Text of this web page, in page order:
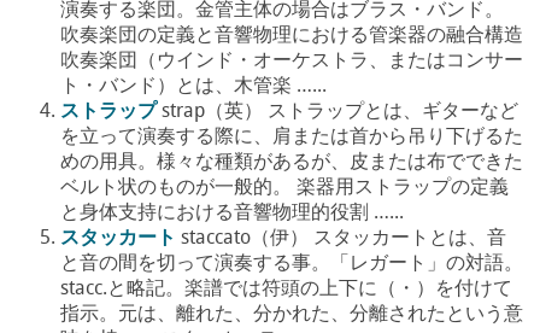
演奏する楽団。金管主体の場合はブラス・バンド。
吹奏楽団の定義と音響物理における管楽器の融合構造
吹奏楽団（ウインド・オーケストラ、またはコンサー
ト・バンド）とは、木管楽 …...
ストラップ strap（英） ストラップとは、ギターなど
を立って演奏する際に、肩または首から吊り下げるた
めの用具。様々な種類があるが、皮または布でできた
ベルト状のものが一般的。 楽器用ストラップの定義
と身体支持における音響物理的役割 …...
スタッカート staccato（伊） スタッカートとは、音
と音の間を切って演奏する事。「レガート」の対語。
stacc.と略記。楽譜では符頭の上下に（・）を付けて
指示。元は、離れた、分かれた、分離されたという意